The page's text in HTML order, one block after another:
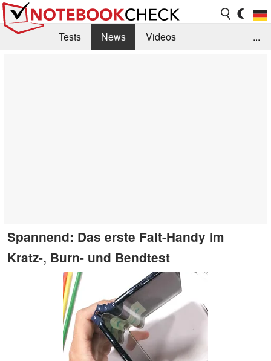
Tests News
Videos
...
Spannend: Das erste Falt-Handy im
Kratz-, Burn- und Bendtest